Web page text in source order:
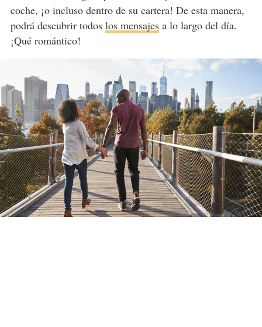
coche, ¡o incluso dentro de su cartera! De esta manera,
podrá descubrir todos los mensajesa lo largo del día.
¡Qué romántico!